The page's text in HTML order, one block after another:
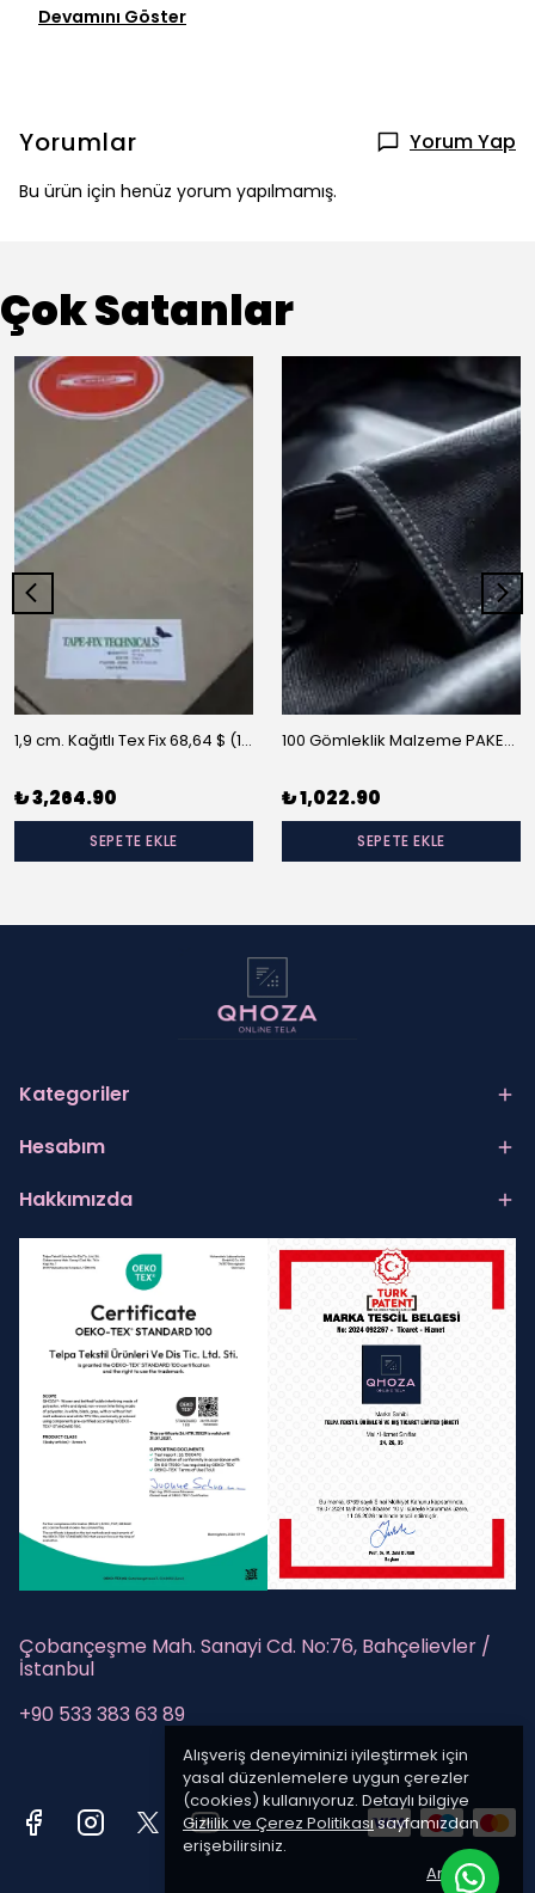
Alışveriş deneyiminizi iyileştirmek için
yasal düzenlemelere uygun çerezler
(cookies) kullanıyoruz. Detaylı bilgiye
Gizlilik ve Çerez Politikasısayfamızdan
erişebilirsiniz.
Anladım
Devamını Göster
Yorumlar Yorum Yap
Bu ürün için henüz yorum yapılmamış.
Çok Satanlar
1,9 cm. Kağıtlı Tex Fix 68,64 $ (10 m/rulo)
₺ 3,264.90
SEPETE EKLE
100 Gömleklik Malzeme PAKET-A
₺ 1,022.90
SEPETE EKLE
Kategoriler
Hesabım
Hakkımızda
Çobançeşme Mah. Sanayi Cd. No:76, Bahçelievler /
İstanbul
+90 533 383 63 89